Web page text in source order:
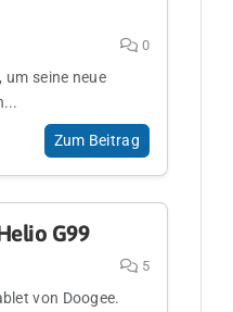
0
um seine neue
Zum Beitrag
G99
5
von Doogee.